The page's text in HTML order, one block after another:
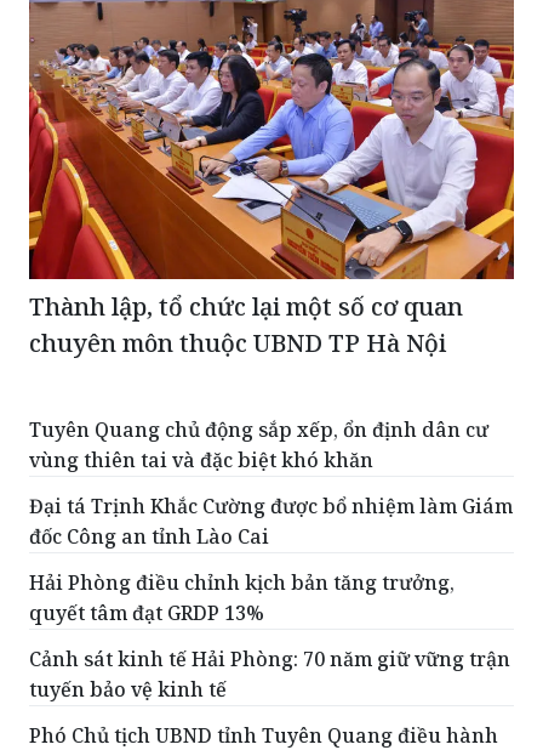
Thành lập, tổ chức lại một số cơ quan
chuyên môn thuộc UBND TP Hà Nội
Tuyên Quang chủ động sắp xếp, ổn định dân cư
vùng thiên tai và đặc biệt khó khăn
Đại tá Trịnh Khắc Cường được bổ nhiệm làm Giám
đốc Công an tỉnh Lào Cai
Hải Phòng điều chỉnh kịch bản tăng trưởng,
quyết tâm đạt GRDP 13%
Cảnh sát kinh tế Hải Phòng: 70 năm giữ vững trận
tuyến bảo vệ kinh tế
Phó Chủ tịch UBND tỉnh Tuyên Quang điều hành